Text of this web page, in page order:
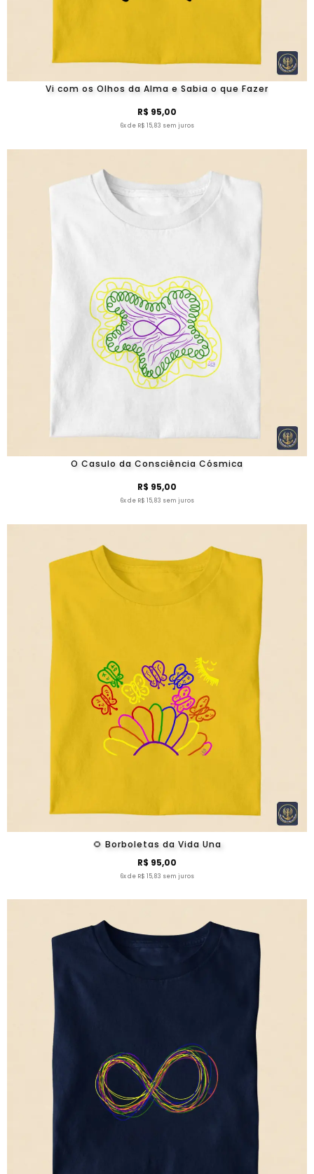
Vi com os Olhos da Alma e Sabia o que Fazer
R$ 95,00
6x de R$ 15,83 sem juros
O Casulo da Consciência Cósmica
R$ 95,00
6x de R$ 15,83 sem juros
🌻 Borboletas da Vida Una
R$ 95,00
6x de R$ 15,83 sem juros